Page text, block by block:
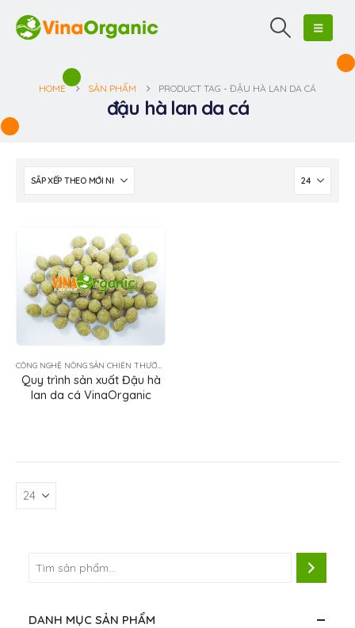
HOME SẢN PHẨM PRODUCT TAG - ĐẬU HÀ LAN DA CÁ
đậu hà lan da cá
CÔNG NGHỆ NÔNG SẢN CHIÊN THƯỜNG TẨM GIA VỊ
Quy trình sản xuất Đậu hà
lan da cá VinaOrganic
DANH MỤC SẢN PHẨM